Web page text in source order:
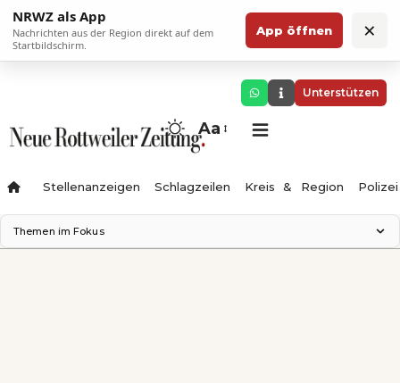
NRWZ als App
Nachrichten aus der Region direkt auf dem
Startbildschirm.
App öffnen ×
Unterstützen
Aa
Stellenanzeigen Schlagzeilen Kreis & Region Polizei
Themen im Fokus